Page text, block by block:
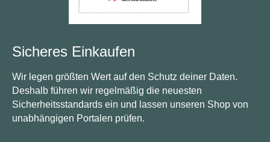
Sicheres Einkaufen
Wir legen größten Wert auf den Schutz deiner Daten.
Deshalb führen wir regelmäßig die neuesten
Sicherheitsstandards ein und lassen unseren Shop von
unabhängigen Portalen prüfen.